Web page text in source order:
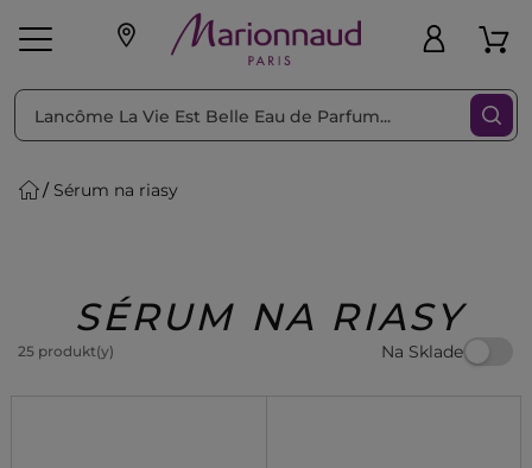
pleť Líčenie
Exkluzivity Beauty
Sérum na riasy
SÉRUM NA RIASY
25 produkt(y) Na Sklade
Triediť podľa Filtrovať